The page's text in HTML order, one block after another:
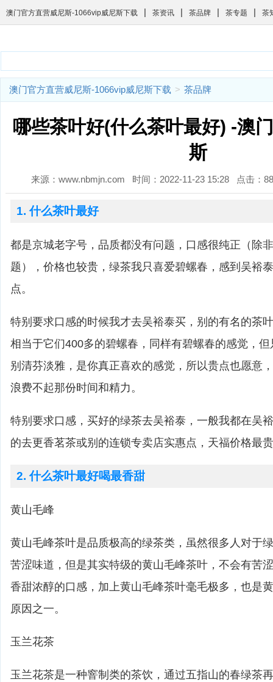
澳门官方直营威尼斯-1066vip威尼斯下载 | 茶资讯 | 茶品牌 | 茶专题 | 茶
澳门官方直营威尼斯-1066vip威尼斯下载 > 茶品牌
哪些茶叶好(什么茶叶最好) -澳
斯
来源：www.nbmjn.com 时间：2022-11-23 15:28 点击：
1. 什么茶叶最好
都是京城老字号，品质都没有问题，口感很纯正（除
题），价格也较贵，绿茶我只喜爱碧螺春，感到吴裕
点。
特别要求口感的时候我才去吴裕泰买，别的有名的茶
相当于它们400多的碧螺春，同样有碧螺春的感觉，
别清芬淡雅，是你真正喜欢的感觉，所以贵点也愿意
浪费不起那份时间和精力。
特别要求口感，买好的绿茶去吴裕泰，一般我都在吴
的去更香茗茶或别的连锁专卖店实惠点，天福价格最
2. 什么茶叶最好喝最香甜
黄山毛峰
黄山毛峰茶叶是品质极高的绿茶类，虽然很多人对于
苦涩味道，但是其实特级的黄山毛峰茶叶，不会有苦
香甜浓醇的口感，加上黄山毛峰茶叶毫毛极多，也是
原因之一。
玉兰花茶
玉兰花茶是一种窨制类的茶饮，通过五指山的春绿茶